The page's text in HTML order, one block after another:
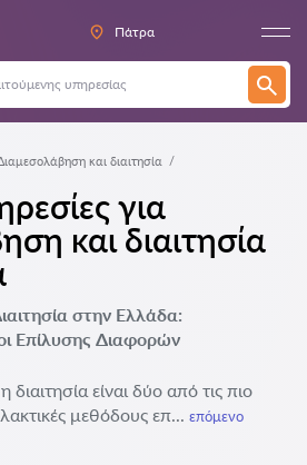
Πάτρα
και διαιτησία
για
και διαιτησία
στην Ελλάδα:
Επίλυσης Διαφορών
είναι δύο από τις πιο
μεθόδους επ... επόμενο